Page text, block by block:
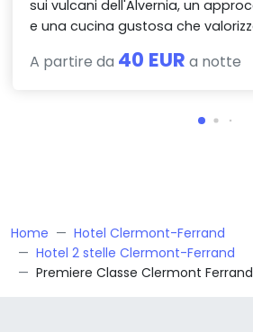
sui vulcani dell'Alvernia, un
e una cucina gustosa che
A partire da 40 EUR a notte
Home
Hotel Clermont-Ferrand
Hotel 2 stelle Clermont-Ferrand
Premiere Classe Clermont